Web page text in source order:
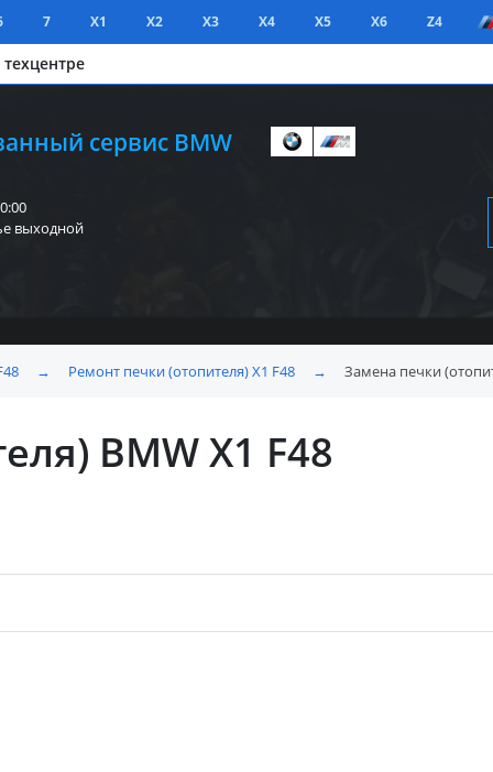
7 X1 X2 X3 X4 X5 X6 Z4
сервис BMW
выходной
→ Ремонт печки (отопителя) X1 F48 → Замена печки
BMW X1 F48